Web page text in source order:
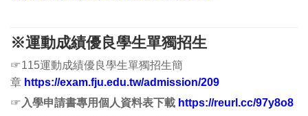
※運動成績優良學生單獨招生
☞115運動成績優良學生單獨招生簡
章 https://exam.fju.edu.tw/admission/209
☞ 入學申請書專用個人資料表下載 https://reurl.cc/97y8o8